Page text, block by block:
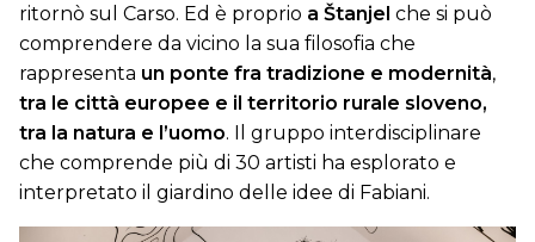
ritornò sul Carso. Ed è proprio a Štanjel che si può
comprendere da vicino la sua filosofia che
rappresenta un ponte fra tradizione e modernità,
tra le città europee e il territorio rurale sloveno,
tra la natura e l’uomo. Il gruppo interdisciplinare
che comprende più di 30 artisti ha esplorato e
interpretato il giardino delle idee di Fabiani.